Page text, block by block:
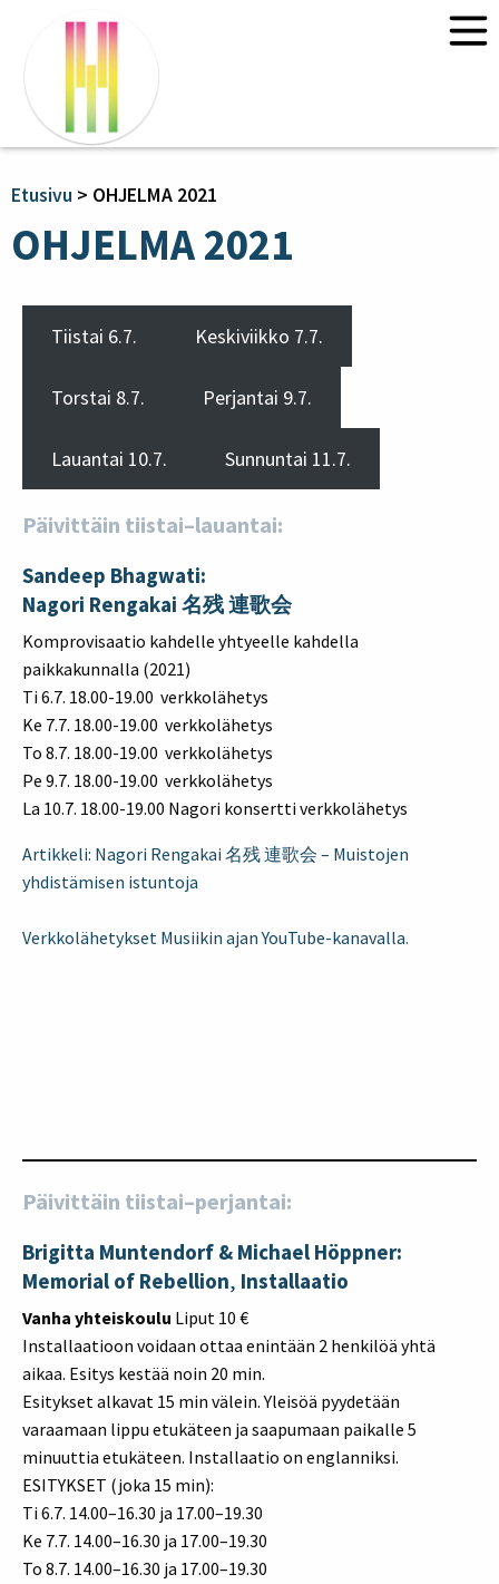
Etusivu
Uutiset
Ohjelma 2026
Kurssit 2026
“Ympäristödialogia” – Claire Chase
Ajan ja tilan säveltäminen:
Tietoa
Yhteystiedot
Yhteydet ja majoitus
Tilaa uutiskirje
Hankkeet
Hallinto
Historia
English Suomi
Etusivu > OHJELMA 2021
OHJELMA 2021
Tiistai 6.7. Keskiviikko 7.7.
Torstai 8.7. Perjantai 9.7.
Lauantai 10.7. Sunnuntai 11.7.
Päivittäin tiistai–lauantai:
Sandeep Bhagwati:
Nagori Rengakai 名残 連歌会
Komprovisaatio kahdelle yhtyeelle kahdella
paikkakunnalla (2021)
Ti 6.7. 18.00-19.00 verkkolähetys
Ke 7.7. 18.00-19.00 verkkolähetys
To 8.7. 18.00-19.00 verkkolähetys
Pe 9.7. 18.00-19.00 verkkolähetys
La 10.7. 18.00-19.00 Nagori konsertti verkkolähetys
Artikkeli: Nagori Rengakai 名残 連歌会 – Muistojen
yhdistämisen istuntoja
Verkkolähetykset Musiikin ajan YouTube-kanavalla.
Päivittäin tiistai–perjantai:
Brigitta Muntendorf & Michael Höppner:
Memorial of Rebellion, Installaatio
Vanha yhteiskoulu Liput 10 €
Installaatioon voidaan ottaa enintään 2 henkilöä yhtä
aikaa. Esitys kestää noin 20 min.
Esitykset alkavat 15 min välein. Yleisöä pyydetään
varaamaan lippu etukäteen ja saapumaan paikalle 5
minuuttia etukäteen. Installaatio on englanniksi.
ESITYKSET (joka 15 min):
Ti 6.7. 14.00–16.30 ja 17.00–19.30
Ke 7.7. 14.00–16.30 ja 17.00–19.30
To 8.7. 14.00–16.30 ja 17.00–19.30